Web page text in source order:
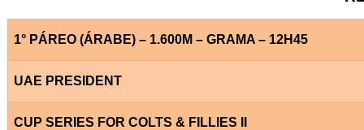
1° PÁREO (ÁRABE) – 1.600M – GRAMA – 12H45
UAE PRESIDENT
CUP SERIES FOR COLTS & FILLIES II